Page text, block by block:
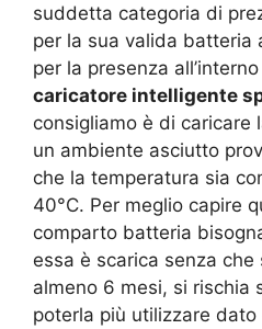
suddetta categoria di
per la sua valida batteria
per la presenza
caricatore intelligente
consigliamo è di caricare
un ambiente asciutto
che la temperatura sia
40°C. Per meglio capire
comparto batteria
essa è scarica senza
almeno 6 mesi, si rischia
poterla più utilizzare